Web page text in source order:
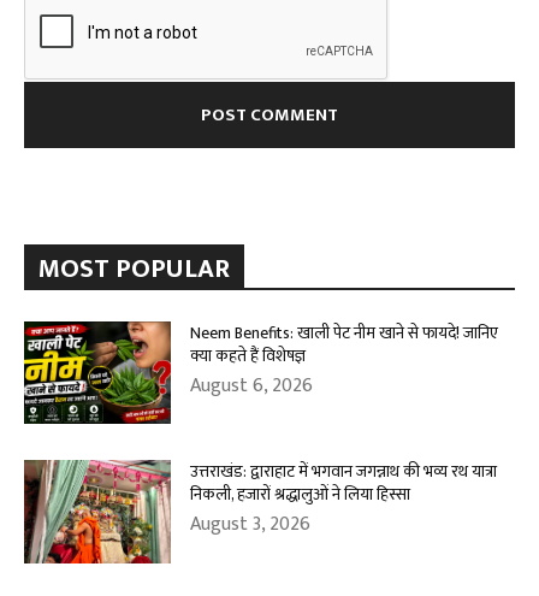
MOST POPULAR
Neem Benefits: खाली पेट नीम खाने से फायदे! जानिए
क्या कहते हैं विशेषज्ञ
August 6, 2026
उत्तराखंड: द्वाराहाट में भगवान जगन्नाथ की भव्य रथ यात्रा
निकली, हजारों श्रद्धालुओं ने लिया हिस्सा
August 3, 2026